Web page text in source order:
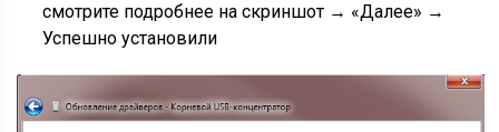
смотрите подробнее на скриншот → «Далее» →
Успешно установили